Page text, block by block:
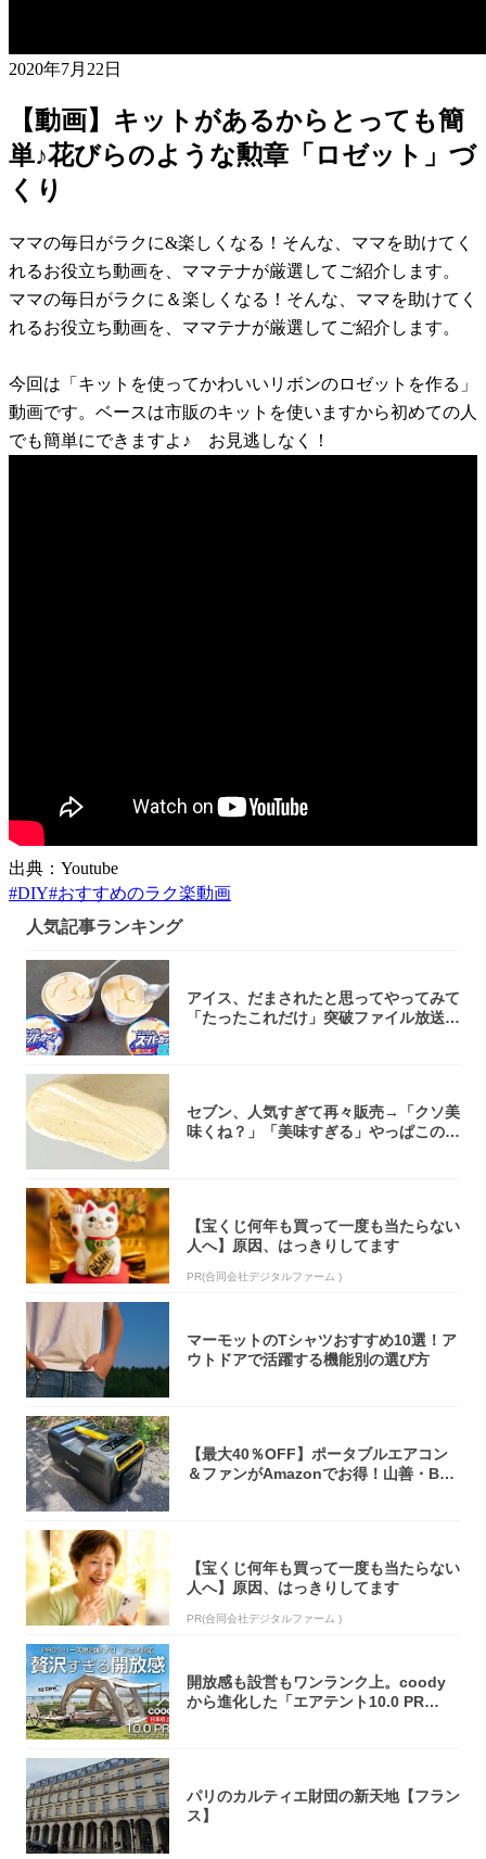
2020年7月22日
【動画】キットがあるからとっても簡
単♪花びらのような勲章「ロゼット」づ
くり
ママの毎日がラクに&楽しくなる！そんな、ママを助けてく
れるお役立ち動画を、ママテナが厳選してご紹介します。
ママの毎日がラクに＆楽しくなる！そんな、ママを助けてく
れるお役立ち動画を、ママテナが厳選してご紹介します。
今回は「キットを使ってかわいいリボンのロゼットを作る」
動画です。ベースは市販のキットを使いますから初めての人
でも簡単にできますよ♪ お見逃しなく！
出典：Youtube
#DIY#おすすめのラク楽動画
人気記事ランキング
アイス、だまされたと思ってやってみて
「たったこれだけ」突破ファイル放送で
セブン、人気すぎて再々販売→「クソ美
味くね？」「美味すぎる」やっぱこのク
【宝くじ何年も買って一度も当たらない
人へ】原因、はっきりしてます
PR(合同会社デジタルファーム )
マーモットのTシャツおすすめ10選！ア
ウトドアで活躍する機能別の選び方
【最大40％OFF】ポータブルエアコン
＆ファンがAmazonでお得！山善・Bo
【宝くじ何年も買って一度も当たらない
人へ】原因、はっきりしてます
PR(合同会社デジタルファーム )
開放感も設営もワンランク上。coody
から進化した「エアテント10.0 PR
パリのカルティエ財団の新天地【フラン
ス】